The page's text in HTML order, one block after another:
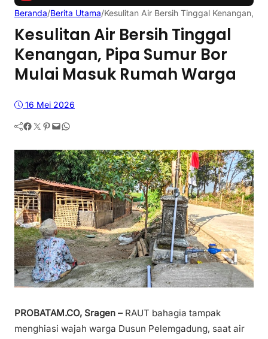
Beranda/Berita Utama/Kesulitan Air Bersih Tinggal Kenangan,
Kesulitan Air Bersih Tinggal
Kenangan, Pipa Sumur Bor
Mulai Masuk Rumah Warga
16 Mei 2026
Facebook Twitter Pinterest Mail WhatsApp
PROBATAM.CO, Sragen –RAUT bahagia tampak
menghiasi wajah warga Dusun Pelemgadung, saat air